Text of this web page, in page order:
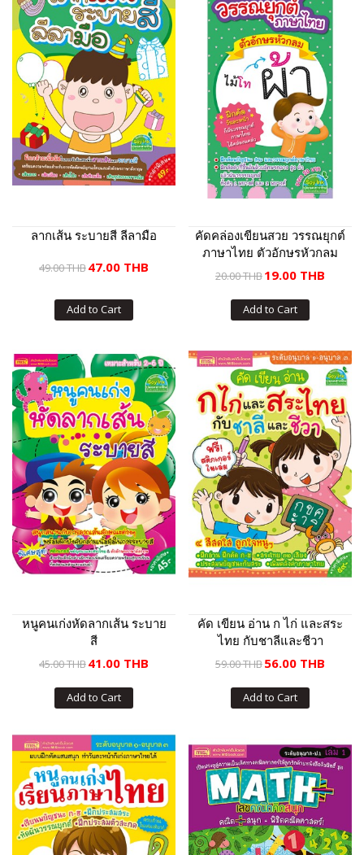
ลากเส้น ระบายสี ลีลามือ
49.00 THB47.00 THB
Add to Cart
คัดคล่องเขียนสวย วรรณยุกต์
ภาษาไทย ตัวอักษรหัวกลม
20.00 THB19.00 THB
Add to Cart
หนูคนเก่งหัดลากเส้น ระบาย
สี
45.00 THB41.00 THB
Add to Cart
คัด เขียน อ่าน ก ไก่ และสระ
ไทย กับชาลีและชีวา
59.00 THB56.00 THB
Add to Cart